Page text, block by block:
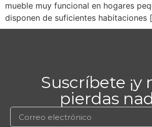
mueble muy funcional en hogares
disponen de suficientes habitaciones
Suscríbete ¡y
pierdas